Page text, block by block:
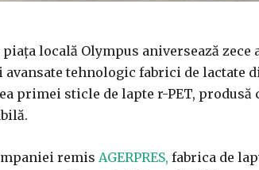
locală Olympus aniversează zece
tehnologic fabrici de lactate
primei sticle de lapte r-PET, produsă
remis AGERPRES, fabrica de